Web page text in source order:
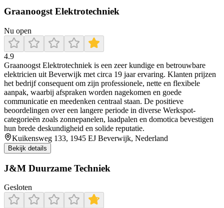
Graanoogst Elektrotechniek
Nu open
4.9
Graanoogst Elektrotechniek is een zeer kundige en betrouwbare
elektricien uit Beverwijk met circa 19 jaar ervaring. Klanten prijzen
het bedrijf consequent om zijn professionele, nette en flexibele
aanpak, waarbij afspraken worden nagekomen en goede
communicatie en meedenken centraal staan. De positieve
beoordelingen over een langere periode in diverse Werkspot-
categorieën zoals zonnepanelen, laadpalen en domotica bevestigen
hun brede deskundigheid en solide reputatie.
Kuikensweg 133, 1945 EJ Beverwijk, Nederland
Bekijk details
J&M Duurzame Techniek
Gesloten